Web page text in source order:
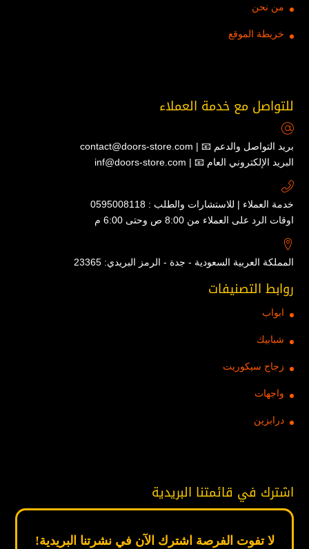
من نحن
خريطة الموقع
للتواصل مع خدمة العملاء
contact@doors-store.com | 📧 بريد التواصل والدعم
inf@doors-store.com | 📧 البريد الإلكتروني العام
خدمة العملاء | للاستشارات والطلب : 0595008118
اوقات الرد على العملاء من 8:00 ص وحتى 6:00 م
المملكة العربية السعودية - جدة - الرمز البريدي: 23365
روابط التصنيفات
ابواب
شبابيك
زجاج سيكوريت
واجهات
درابزين
اشترك في قائمتنا البريدية
لا تفوت الفرصة اشترك الآن في نشرتنا البريدية!